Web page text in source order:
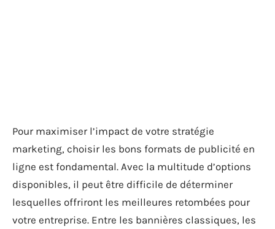
Pour maximiser l’impact de votre stratégie
marketing, choisir les bons formats de publicité en
ligne est fondamental. Avec la multitude d’options
disponibles, il peut être difficile de déterminer
lesquelles offriront les meilleures retombées pour
votre entreprise. Entre les bannières classiques, les